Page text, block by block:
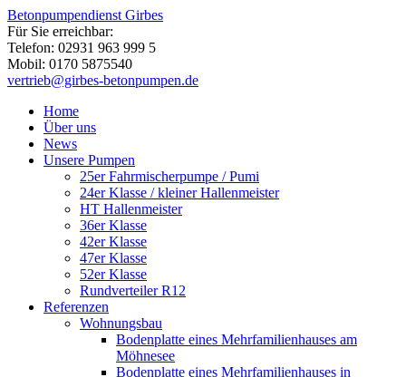
Betonpumpendienst Girbes
Für Sie erreichbar:
Telefon: 02931 963 999 5
Mobil: 0170 5875540
vertrieb@girbes-betonpumpen.de
Home
Über uns
News
Unsere Pumpen
25er Fahrmischerpumpe / Pumi
24er Klasse / kleiner Hallenmeister
HT Hallenmeister
36er Klasse
42er Klasse
47er Klasse
52er Klasse
Rundverteiler R12
Referenzen
Wohnungsbau
Bodenplatte eines Mehrfamilienhauses am
Möhnesee
Bodenplatte eines Mehrfamilienhauses in